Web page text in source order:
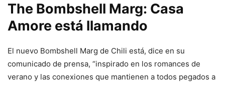
The Bombshell Marg: Casa
Amore está llamando
El nuevo Bombshell Marg de Chili está, dice en su
comunicado de prensa, “inspirado en los romances de
verano y las conexiones que mantienen a todos pegados a